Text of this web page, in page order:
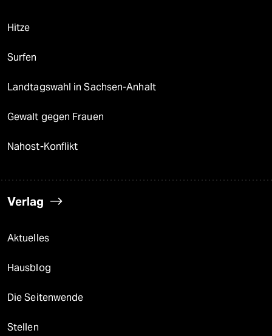
Hitze
Surfen
Landtagswahl in Sachsen-Anhalt
Gewalt gegen Frauen
Nahost-Konflikt
Verlag
Aktuelles
Hausblog
Die Seitenwende
Stellen